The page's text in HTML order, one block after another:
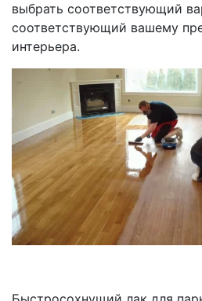
выбрать соответствующий
соответствующий вашему
интерьера.